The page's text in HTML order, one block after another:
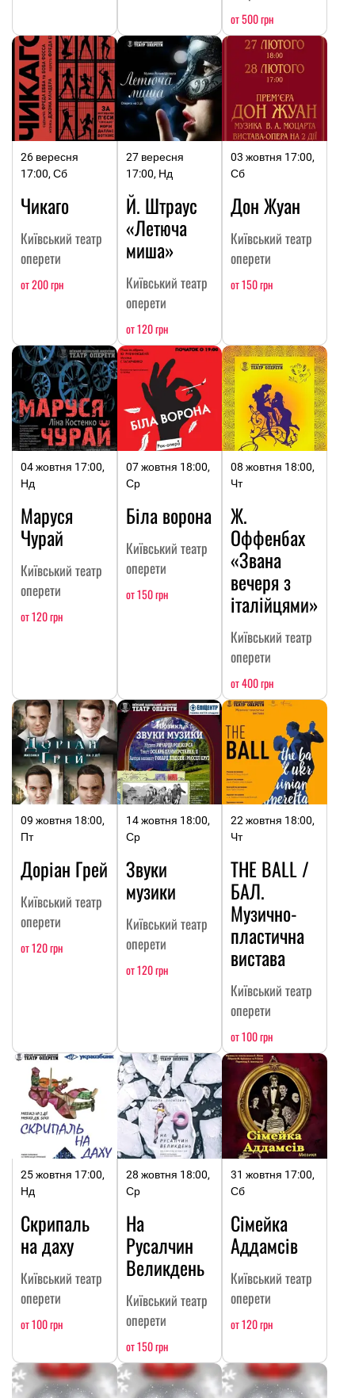
от 500 грн
26 вересня
17:00, Сб
Чикаго
Київський театр
оперети
от 200 грн
27 вересня
17:00, Нд
Й. Штраус
«Летюча
миша»
Київський театр
оперети
от 120 грн
03 жовтня 17:00,
Сб
Дон Жуан
Київський театр
оперети
от 150 грн
04 жовтня 17:00,
Нд
Маруся
Чурай
Київський театр
оперети
от 120 грн
07 жовтня 18:00,
Ср
Біла ворона
Київський театр
оперети
от 150 грн
08 жовтня 18:00,
Чт
Ж.
Оффенбах
«Звана
вечеря з
італійцями»
Київський театр
оперети
от 400 грн
09 жовтня 18:00,
Пт
Доріан Грей
Київський театр
оперети
от 120 грн
14 жовтня 18:00,
Ср
Звуки
музики
Київський театр
оперети
от 120 грн
22 жовтня 18:00,
Чт
THE BALL /
БАЛ.
Музично-
пластична
вистава
Київський театр
оперети
от 100 грн
25 жовтня 17:00,
Нд
Скрипаль
на даху
Київський театр
оперети
от 100 грн
28 жовтня 18:00,
Ср
На
Русалчин
Великдень
Київський театр
оперети
от 150 грн
31 жовтня 17:00,
Сб
Сімейка
Аддамсів
Київський театр
оперети
от 120 грн